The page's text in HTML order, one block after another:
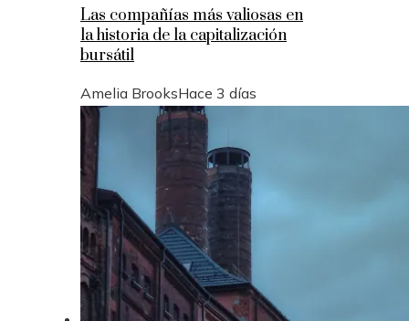
Las compañías más valiosas en
la historia de la capitalización
bursátil
Amelia BrooksHace 3 días